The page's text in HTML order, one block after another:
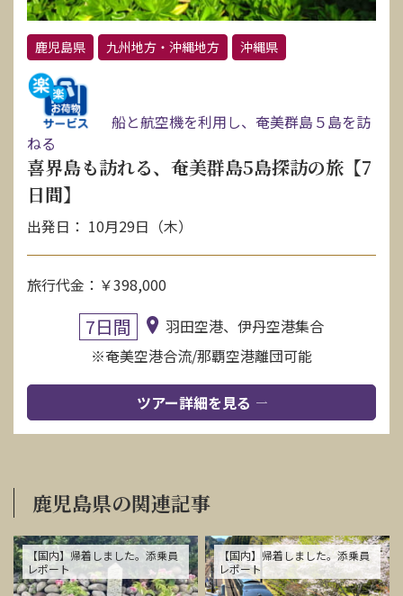
鹿児島県 九州地方・沖縄地方 沖縄県
船と航空機を利用し、奄美群島５島を訪
ねる
喜界島も訪れる、奄美群島5島探訪の旅【7
日間】
出発日： 10月29日（木）
旅行代金：￥398,000
7日間
羽田空港、伊丹空港集合
※奄美空港合流/那覇空港離団可能
ツアー詳細を見る
鹿児島県の関連記事
【国内】帰着しました。添乗員
レポート
【国内】帰着しました。添乗員
レポート